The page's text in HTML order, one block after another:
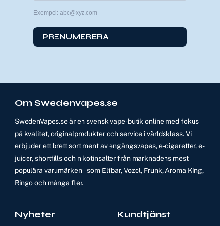
Exempel: abc@xyz.com
PRENUMERERA
Om Swedenvapes.se
SwedenVapes.se är en svensk vape-butik online med fokus
på kvalitet, originalprodukter och service i världsklass. Vi
erbjuder ett brett sortiment av engångsvapes, e-cigaretter, e-
juicer, shortfills och nikotinsalter från marknadens mest
populära varumärken – som Elfbar, Vozol, Frunk, Aroma King,
Ringo och många fler.
Nyheter Kundtjänst